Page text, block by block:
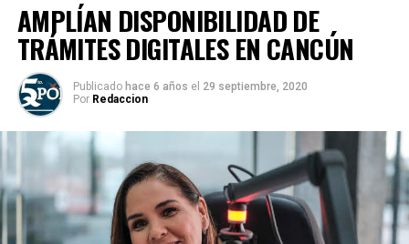
AMPLÍAN DISPONIBILIDAD DE
TRÁMITES DIGITALES EN CANCÚN
Publicado hace 6 años el 29 septiembre, 2020
Por Redaccion